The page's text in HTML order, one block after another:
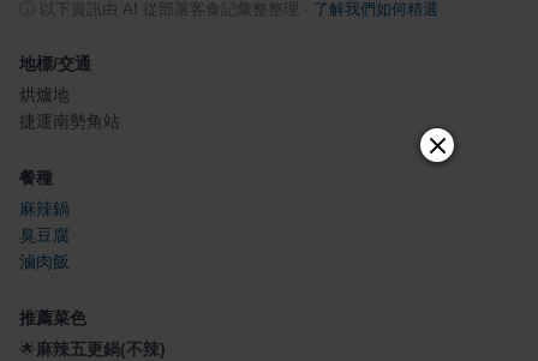
以下資訊由 AI 從部落客食記彙整整理 了解我們如何精選
地標/交通
烘爐地
捷運南勢角站
餐種
麻辣鍋
臭豆腐
滷肉飯
推薦菜色
🌟麻辣五更鍋(不辣)